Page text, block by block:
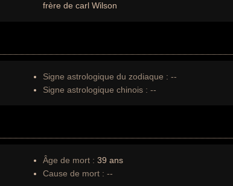
frère de carl Wilson
Signe astrologique du zodiaque : --
Signe astrologique chinois : --
Âge de mort : 39 ans
Cause de mort : --